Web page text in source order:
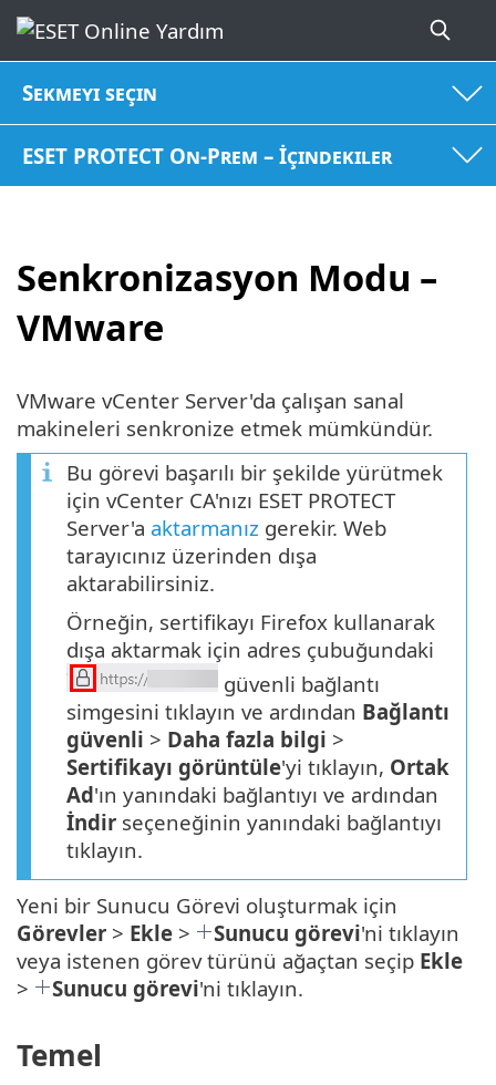
Sekmeyi seçin
ESET PROTECT On-Prem – İçindekiler
Senkronizasyon Modu –
VMware
VMware vCenter Server'da çalışan sanal
makineleri senkronize etmek mümkündür.
Bu görevi başarılı bir şekilde yürütmek
için vCenter CA'nızı ESET PROTECT
Server'a aktarmanız gerekir. Web
tarayıcınız üzerinden dışa
aktarabilirsiniz.
Örneğin, sertifikayı Firefox kullanarak
dışa aktarmak için adres çubuğundaki
güvenli bağlantı
simgesini tıklayın ve ardından Bağlantı
güvenli > Daha fazla bilgi >
Sertifikayı görüntüle'yi tıklayın, Ortak
Ad'ın yanındaki bağlantıyı ve ardından
İndir seçeneğinin yanındaki bağlantıyı
tıklayın.
Yeni bir Sunucu Görevi oluşturmak için
Görevler > Ekle > Sunucu görevi'ni tıklayın
veya istenen görev türünü ağaçtan seçip Ekle
>
Sunucu görevi'ni tıklayın.
Temel